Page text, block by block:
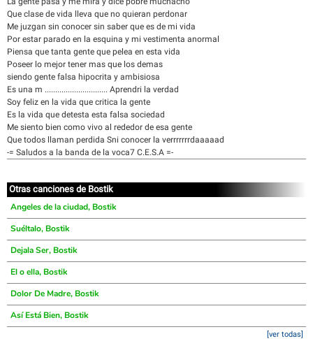
Que clase de vida lleva que no quieran perdonar
Me juzgan sin conocer sin saber que es de mi vida
Por estar parado en la esquina y mi vestimenta anormal
Piensa que tanta gente que pelea en esta vida
Poseer lo mejor tener mas que los demas
siendo gente falsa hipocrita y ambisiosa
Es una m .............................. Aprendri la verdad
Soy feliz en la vida que critica la gente
Es la vida que detesta esta falsa sociedad
Me siento bien como vivo al rededor de esa gente
Que todos llaman perdida Sni conocer la verrrrrrrdaaaaad
-= Saludos a la banda de la voca7 C.E.S.A =-
Otras canciones de Bostik
Angeles de la ciudad, Bostik
Suéltalo, Bostik
Dejala Ser, Bostik
El o ella, Bostik
Dolor De Madre, Bostik
Así Está Bien, Bostik
[ver todas]